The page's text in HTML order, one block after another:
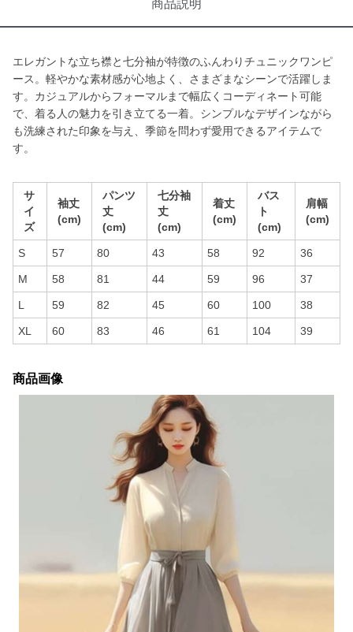
商品説明
エレガントな立ち襟と七分袖が特徴のふんわりチュニックワンピ
ース。軽やかな素材感が心地よく、さまざまなシーンで活躍しま
す。カジュアルからフォーマルまで幅広くコーディネート可能
で、着る人の魅力を引き立てる一着。シンプルなデザインながら
も洗練された印象を与え、季節を問わず愛用できるアイテムで
す。
サ
イ
ズ
袖丈
(cm)
パンツ
丈
(cm)
七分袖
丈
(cm)
着丈
(cm)
バス
ト
(cm)
肩幅
(cm)
S 57 80 43 58 92 36
M 58 81 44 59 96 37
L 59 82 45 60 100 38
XL 60 83 46 61 104 39
商品画像